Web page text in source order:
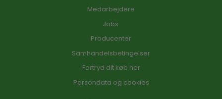
Medarbejdere
Jobs
Producenter
Samhandelsbetingelser
Fortryd dit køb her
Persondata og cookies